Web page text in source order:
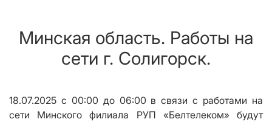
Минская область. Работы на
сети г. Солигорск.
18.07.2025 с 00:00 до 06:00 в связи с работами на
сети Минского филиала РУП «Белтелеком» будут